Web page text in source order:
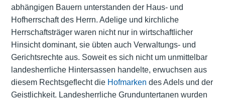
abhängigen Bauern unterstanden der Haus- und
Hofherrschaft des Herrn. Adelige und kirchliche
Herrschaftsträger waren nicht nur in wirtschaftlicher
Hinsicht dominant, sie übten auch Verwaltungs- und
Gerichtsrechte aus. Soweit es sich nicht um unmittelbar
landesherrliche Hintersassen handelte, erwuchsen aus
diesem Rechtsgeflecht die Hofmarken des Adels und der
Geistlichkeit. Landesherrliche Grunduntertanen wurden